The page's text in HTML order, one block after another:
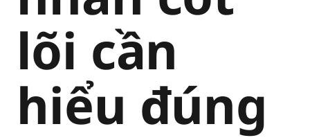
lõi cần
hiểu đúng